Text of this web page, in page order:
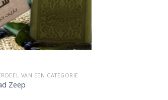
VAN EEN CATEGORIE
Zeep